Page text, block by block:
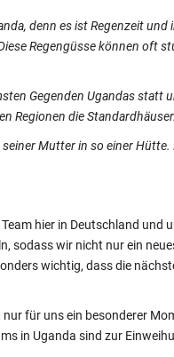
denn es ist Regenzeit
Regengüsse können oft
Gegenden Ugandas
Regionen die Standardhäuser.
Mutter in so einer
hier in Deutschland und
sodass wir nicht nur ein
wichtig, dass die
für uns ein besonderer
in Uganda sind zur